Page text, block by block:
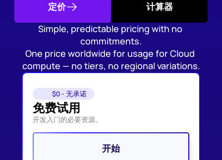
定价
计算器
Simple, predictable pricing with no
commitments.
One price worldwide for usage for Cloud
compute — no tiers, no regional variations.
$0 - 无承诺
免费试用
开发入门的必要资源。
开始